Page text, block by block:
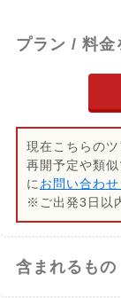
プラン / 料金
現在こちらの
再開予定や類
にお問い合わ
※ご出発3日以
含まれるもの